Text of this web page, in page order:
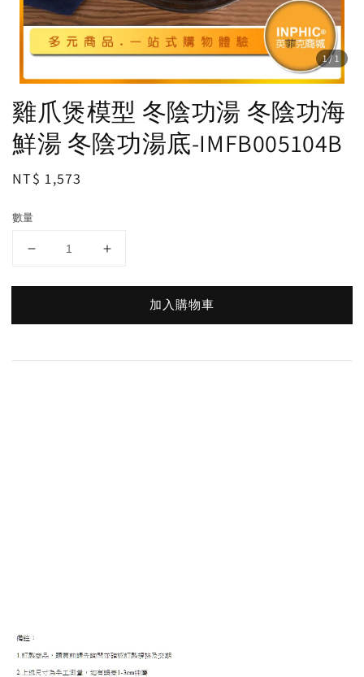
1/1
雞爪煲模型 冬陰功湯 冬陰功海
鮮湯 冬陰功湯底-IMFB005104B
Regular
NT$ 1,573
數量
加入購物車